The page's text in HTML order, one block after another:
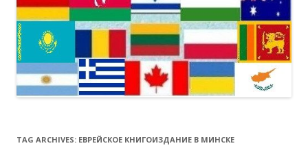
TAG ARCHIVES: ЕВРЕЙСКОЕ КНИГОИЗДАНИЕ В МИНСКЕ